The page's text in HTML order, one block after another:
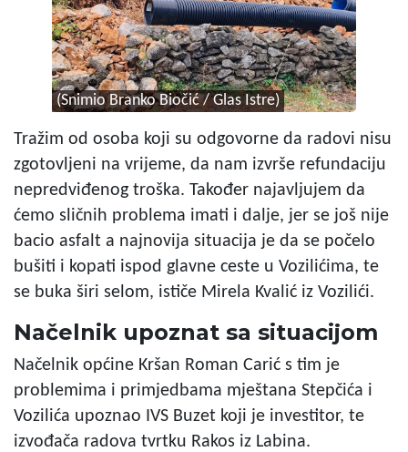
(Snimio Branko Biočić / Glas Istre)
Tražim od osoba koji su odgovorne da radovi nisu
zgotovljeni na vrijeme, da nam izvrše refundaciju
nepredviđenog troška. Također najavljujem da
ćemo sličnih problema imati i dalje, jer se još nije
bacio asfalt a najnovija situacija je da se počelo
bušiti i kopati ispod glavne ceste u Vozilićima, te
se buka širi selom, ističe Mirela Kvalić iz Vozilići.
Načelnik upoznat sa situacijom
Načelnik općine Kršan Roman Carić s tim je
problemima i primjedbama mještana Stepčića i
Vozilića upoznao IVS Buzet koji je investitor, te
izvođača radova tvrtku Rakos iz Labina.